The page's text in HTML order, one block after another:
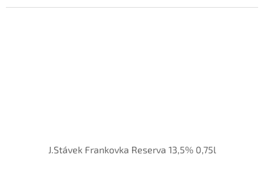
J.Stávek Frankovka Reserva 13,5% 0,75l